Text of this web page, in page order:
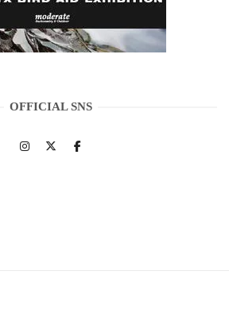
OFFICIAL SNS